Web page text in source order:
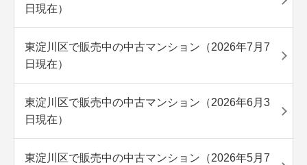
日現在）
東淀川区で販売中の中古マンション（2026年7月7
日現在）
東淀川区で販売中の中古マンション（2026年6月3
日現在）
東淀川区で販売中の中古マンション（2026年5月7